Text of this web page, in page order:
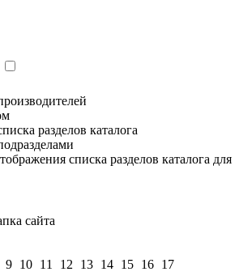
разделов каталога
списка разделов каталога для
сайта
9 10 11 12 13 14 15 16 17